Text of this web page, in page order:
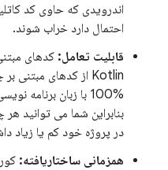
احتمال دارد خراب شوند.
قابلیت تعامل:
100% با زبان
در پروژه خود کم یا زیاد
همزمانی ساختاریافته: